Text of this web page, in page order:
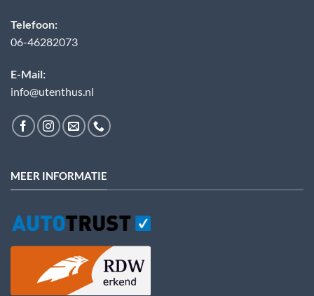
Telefoon:
06-46282073
E-Mail:
info@utenthus.nl
MEER INFORMATIE